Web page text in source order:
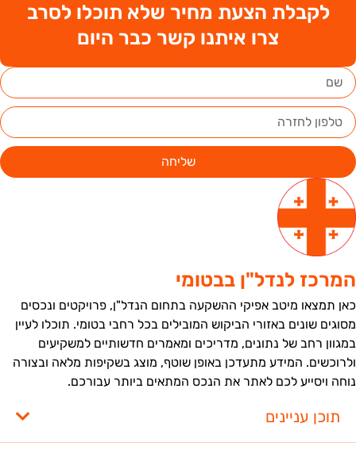
לקבלת הצעת מחיר שלא תוכלו לסרב
צרו איתנו קשר כבר היום
שליחה
לנדל"ן בבטומי
תמצאו מיטב אפיקי ההשקעה בתחום הנדל"ן, פרויקטים ונכסים
שונים באזורי הביקוש המובילים בכל רחבי בטומי. תוכלו לעיין
רחב של נתונים, מדריכים ומאמרים חדשותיים למשקיעים
המידע מתעדכן באופן שוטף, מוצג בשקיפות מלאה ובצורה
ויסייע לכם לאתר את הנכס המתאים ביותר עבורכם.
תוכן עניינים